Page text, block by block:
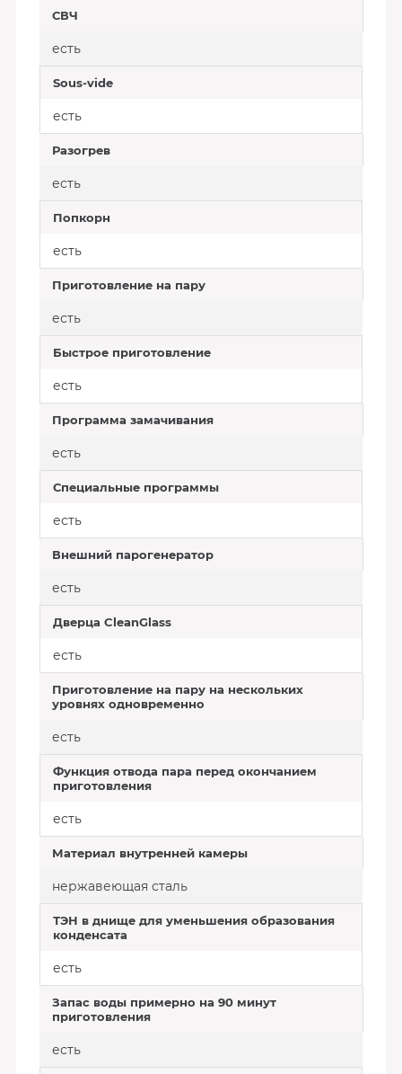
СВЧ
есть
Sous-vide
есть
Разогрев
есть
Попкорн
есть
Приготовление на пару
есть
Быстрое приготовление
есть
Программа замачивания
есть
Специальные программы
есть
Внешний парогенератор
есть
Дверца CleanGlass
есть
Приготовление на пару на нескольких
уровнях одновременно
есть
Функция отвода пара перед окончанием
приготовления
есть
Материал внутренней камеры
нержавеющая сталь
ТЭН в днище для уменьшения образования
конденсата
есть
Запас воды примерно на 90 минут
приготовления
есть